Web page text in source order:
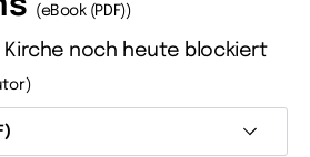
(eBook (PDF))
Kirche noch heute blockiert